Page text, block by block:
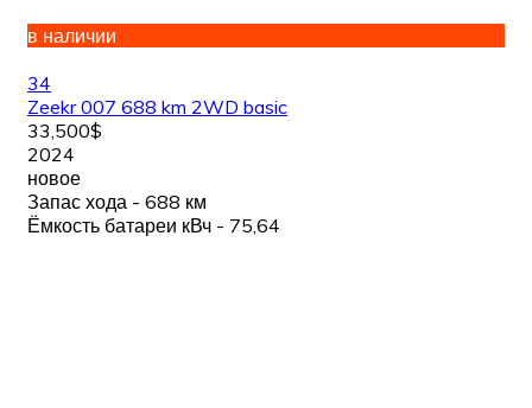
в наличии
34
Zeekr 007 688 km 2WD basic
33,500$
2024
новое
Запас хода - 688 км
Ёмкость батареи кВч - 75,64